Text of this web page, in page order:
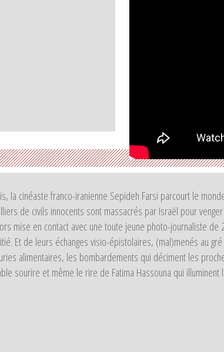
la cinéaste franco-iranienne Sepideh Farsi parcourt le
de civils innocents sont massacrés par Israël pour
mise en contact avec une toute jeune photo-journaliste
Et de leurs échanges visio-épistolaires, (mal)menés au
alimentaires, les bombardements qui déciment les
sourire et même le rire de Fatima Hassouna qui